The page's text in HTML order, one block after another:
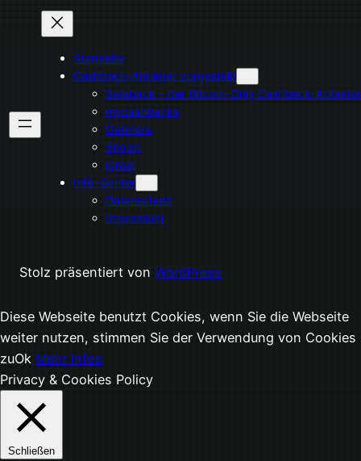
Startseite
Cashback-Anbieter vorgestellt
Satsback – der Bitcoin-Only Cashback-Anbieter
mycashbacks
Getmore
Shoop
igraal
Info-Center
Datenschutz
Impressum
Stolz präsentiert von WordPress
Diese Webseite benutzt Cookies, wenn Sie die Webseite
weiter nutzen, stimmen Sie der Verwendung von Cookies
zuOk Mehr Infos
Privacy & Cookies Policy
Schließen